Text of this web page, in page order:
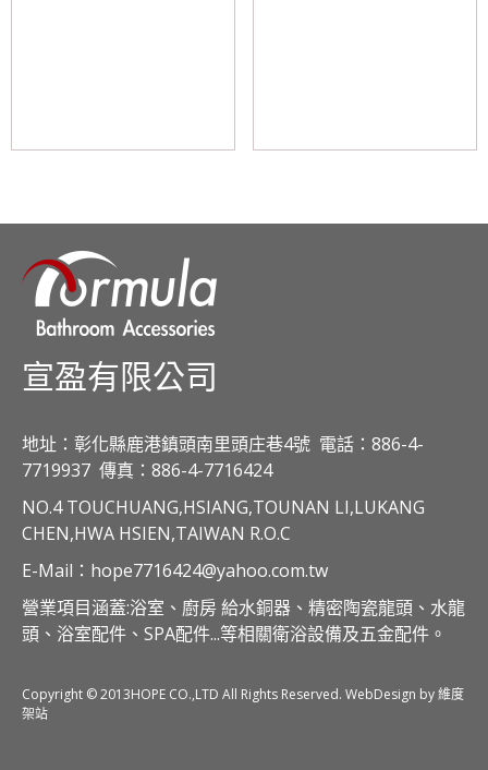
宣盈有限公司
地址：彰化縣鹿港鎮頭南里頭庄巷4號 電話：886-4-
7719937 傳真：886-4-7716424
NO.4 TOUCHUANG,HSIANG,TOUNAN LI,LUKANG
CHEN,HWA HSIEN,TAIWAN R.O.C
E-Mail：hope7716424@yahoo.com.tw
營業項目涵蓋:浴室、廚房 給水銅器、精密陶瓷龍頭、水龍
頭、浴室配件、SPA配件...等相關衛浴設備及五金配件。
Copyright © 2013HOPE CO.,LTD All Rights Reserved. WebDesign by 維度
架站